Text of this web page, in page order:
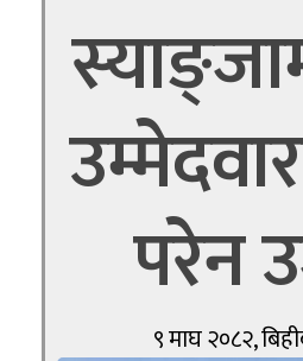
परेन
९ माघ २०८२,